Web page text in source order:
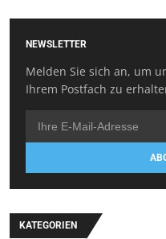
NEWSLETTER
Melden Sie sich an, um
Ihrem Postfach zu
KATEGORIEN